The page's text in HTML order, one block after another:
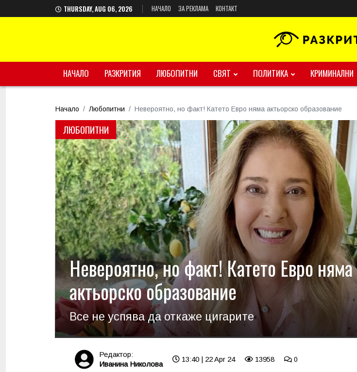
THURSDAY, AUG 06, 2026 НАЧАЛО ЗА РЕКЛАМА КОНТАКТ
НАЧАЛО РАЗКРИТИЯ ЛЮБОПИТНИ СВЯТ ПОЛИТИКА КРИМИНАЛНИ
Начало Любопитни Невероятно, но факт! Катето Евро няма актьорско образование
ЛЮБОПИТНИ
Невероятно, но факт! Катето Евро няма
актьорско образование
Все не успява да откаже цигарите
Редактор:
Иванина Николова
13:40 | 22 Apr 24 13958 0